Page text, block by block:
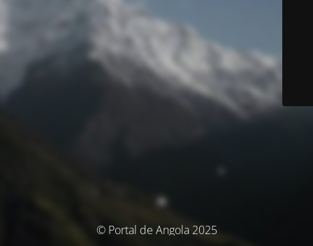
© Portal de Angola 2025